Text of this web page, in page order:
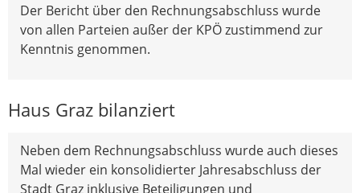
Der Bericht über den Rechnungsabschluss wurde
von allen Parteien außer der KPÖ zustimmend zur
Kenntnis genommen.
Haus Graz bilanziert
Neben dem Rechnungsabschluss wurde auch dieses
Mal wieder ein konsolidierter Jahresabschluss der
Stadt Graz inklusive Beteiligungen und